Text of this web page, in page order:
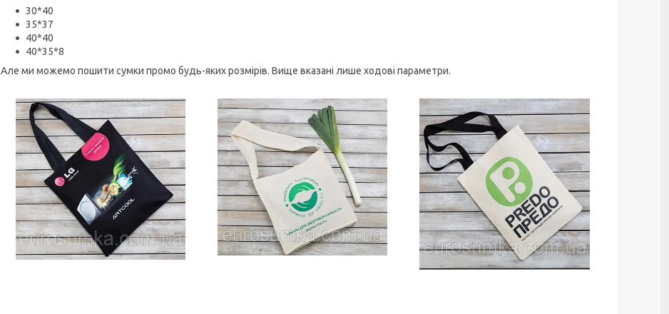
30*40
35*37
40*40
40*35*8
Але ми можемо пошити сумки промо будь-яких розмірів. Вище вказані лише ходові параметри.